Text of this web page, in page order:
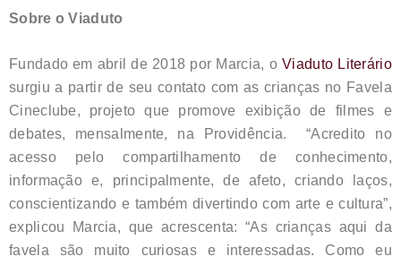
Sobre o Viaduto
Fundado em abril de 2018 por Marcia, oViaduto Literário
surgiu a partir de seu contato com as crianças no Favela
Cineclube, projeto que promove exibição de filmes e
debates, mensalmente, na Providência. “Acredito no
acesso pelo compartilhamento de conhecimento,
informação e, principalmente, de afeto, criando laços,
conscientizando e também divertindo com arte e cultura”,
explicou Marcia, que acrescenta: “As crianças aqui da
favela são muito curiosas e interessadas. Como eu